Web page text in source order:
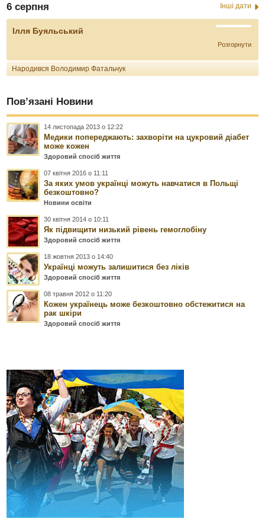
6 серпня Інші дати
Ілля Буяльський
Розгорнути
Народився Володимир Фатальчук
Пов’язані Новини
14 листопада 2013 о 12:22
Медики попереджають: захворіти на цукровий діабет
може кожен
Здоровий спосіб життя
07 квітня 2016 о 11:11
За яких умов українці можуть навчатися в Польщі
безкоштовно?
Новини освіти
30 квітня 2014 о 10:11
Як підвищити низький рівень гемоглобіну
Здоровий спосіб життя
18 жовтня 2013 о 14:40
Українці можуть залишитися без ліків
Здоровий спосіб життя
08 травня 2012 о 11:20
Кожен українець може безкоштовно обстежитися на
рак шкіри
Здоровий спосіб життя